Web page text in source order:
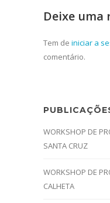
Deixe uma
Tem de iniciar a
comentário.
WORKSHOP DE
SANTA CRUZ
WORKSHOP DE
CALHETA